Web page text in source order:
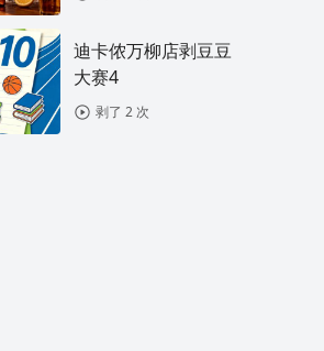
迪卡侬万柳店剥豆豆
大赛4
剥了 2 次